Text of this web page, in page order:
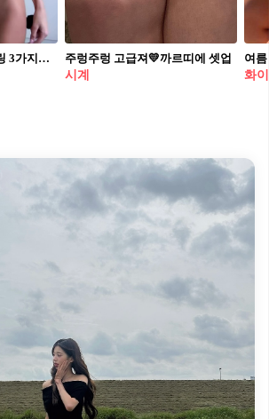
비키니 커버업 스타일링 3가지👙 khy 시스루 원피스나 스커트와 함께 엣지 있는 바캉스룩🏝️✨
주렁주렁 고급져💛까르띠에 셋업
시계
여
화